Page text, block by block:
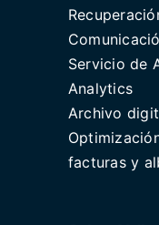
Servicio de
Analytics
Archivo
facturas y